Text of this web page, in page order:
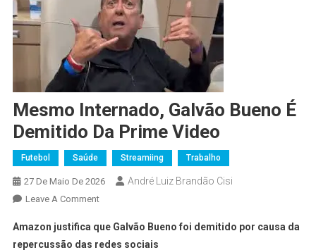
Mesmo Internado, Galvão Bueno É
Demitido Da Prime Video
Futebol Saúde Streamiing Trabalho
27 De Maio De 2026 André Luiz Brandão Cisi
Leave A Comment
Amazon justifica que Galvão Bueno foi demitido por causa da
repercussão das redes sociais